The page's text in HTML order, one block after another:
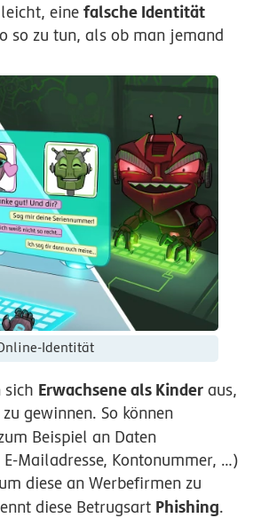
eine falsche Identität
so zu tun, als ob man jemand
Identität
sich Erwachsene als Kinder aus,
gewinnen. So können
Beispiel an Daten
Mailadresse, Kontonummer, …)
diese an Werbefirmen zu
diese Betrugsart Phishing.